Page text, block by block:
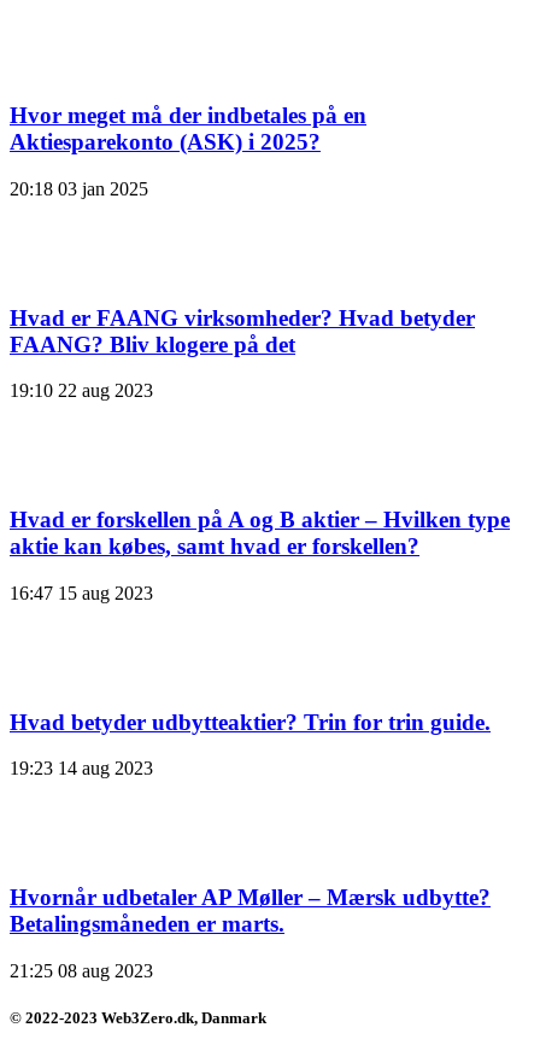
Hvor meget må der indbetales på en
Aktiesparekonto (ASK) i 2025?
20:18 03 jan 2025
Hvad er FAANG virksomheder? Hvad betyder
FAANG? Bliv klogere på det
19:10 22 aug 2023
Hvad er forskellen på A og B aktier – Hvilken type
aktie kan købes, samt hvad er forskellen?
16:47 15 aug 2023
Hvad betyder udbytteaktier? Trin for trin guide.
19:23 14 aug 2023
Hvornår udbetaler AP Møller – Mærsk udbytte?
Betalingsmåneden er marts.
21:25 08 aug 2023
© 2022-2023 Web3Zero.dk, Danmark